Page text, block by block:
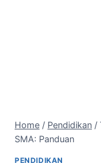
Home / Pendidikan /
SMA: Panduan
PENDIDIKAN